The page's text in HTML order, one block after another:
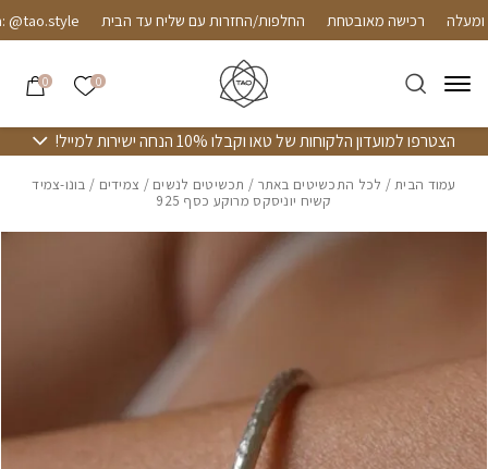
Skip to Contentרכישה מאובטחת החלפות/החזרות עם שליח עד הבית
0 הרשימה
0
הצטרפו למועדון הלקוחות של טאו וקבלו 10% הנחה ישירות למייל!
עמוד הבית/ לכל התכשיטים באתר / תכשיטים לנשים / צמידים / בונו-צמיד
קשיח יוניסקס מרוקע כסף 925
בחזרה למעלה